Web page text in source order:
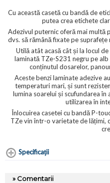
Cu această casetă cu bandă de
putea crea etichete
Adezivul puternic oferă mai multă
dvs. să rămână fixate pe
Utilă atât acasă cât și la locul
laminată TZe-S231 negru pe
conținutul dosarelor,
Aceste benzi laminate adezive
temperaturi mari, și sunt
lumina soarelui și scufundarea
utilizarea în
Înlocuirea casetei cu bandă P-
TZe vin într-o varietate de lățimi,
Specificaţii
» Comentarii